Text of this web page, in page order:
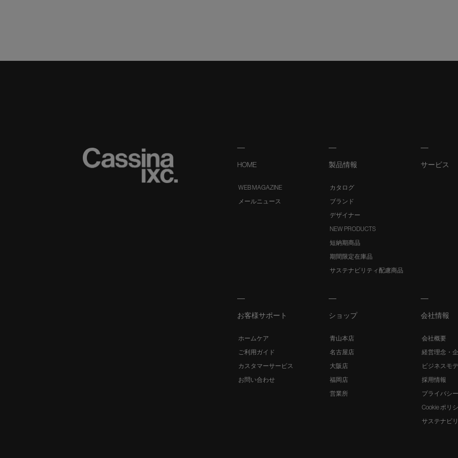
HOME
WEB MAGAZINE
メールニュース
製品情報
カタログ
ブランド
デザイナー
NEW PRODUCTS
短納期商品
期間限定在庫品
サステナビリティ配慮商品
サービス
お客様サポート
ホームケア
ご利用ガイド
カスタマーサービス
お問い合わせ
ショップ
青山本店
名古屋店
大阪店
福岡店
営業所
会社情報
会社概要
経営理念・
ビジネスモ
採用情報
プライバシ
Cookie ポリ
サステナビ